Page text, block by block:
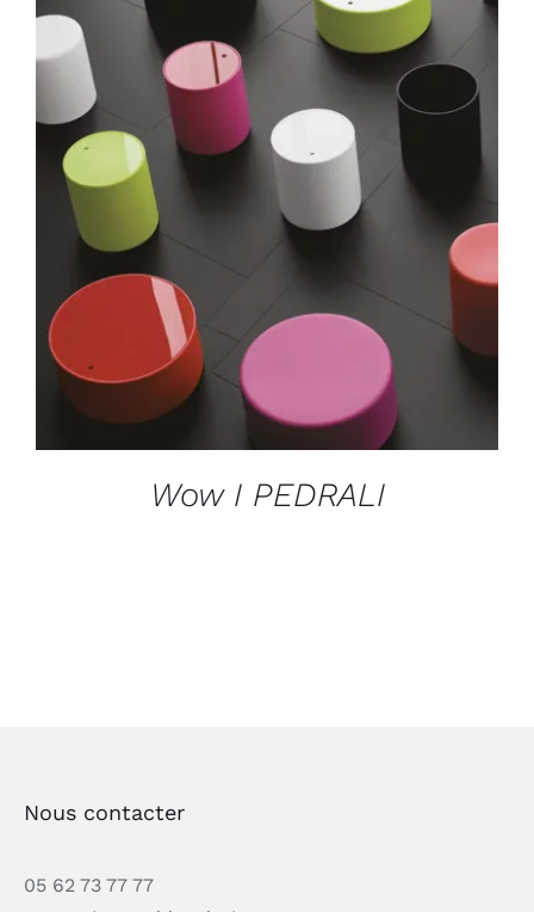
Wow I PEDRALI
Nous contacter
05 62 73 77 77